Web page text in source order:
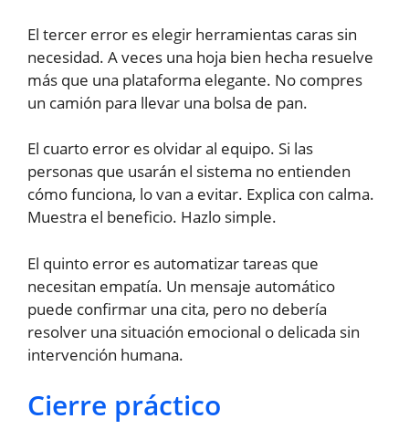
El tercer error es elegir herramientas caras sin
necesidad. A veces una hoja bien hecha resuelve
más que una plataforma elegante. No compres
un camión para llevar una bolsa de pan.
El cuarto error es olvidar al equipo. Si las
personas que usarán el sistema no entienden
cómo funciona, lo van a evitar. Explica con calma.
Muestra el beneficio. Hazlo simple.
El quinto error es automatizar tareas que
necesitan empatía. Un mensaje automático
puede confirmar una cita, pero no debería
resolver una situación emocional o delicada sin
intervención humana.
Cierre práctico